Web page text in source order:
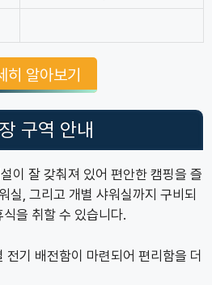
히 알아보기
구역 안내
이 잘 갖춰져 있어 편안한 캠핑을 즐
실, 그리고 개별 샤워실까지 구비되
을 취할 수 있습니다.
전기 배전함이 마련되어 편리함을 더